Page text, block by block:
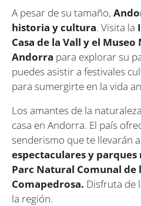
A pesar de su tamaño,
historia y cultura. Visita la
Casa de la Vall y el
Andorra para explorar su
puedes asistir a festivales
para sumergirte en la vida
Los amantes de la
casa en Andorra. El país
senderismo que te llevarán
espectaculares y
Parc Natural Comunal de
Comapedrosa. Disfruta de
la región.